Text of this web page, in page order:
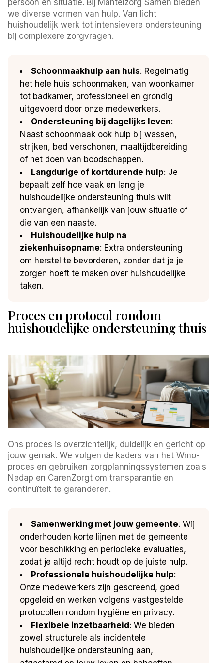
persoon en situatie. Bij Mantelzorg Samen bieden
we diverse vormen van hulp. Van licht
huishoudelijk werk tot intensievere ondersteuning
bij complexere zorgvragen.
Schoonmaakhulp aan huis: Regelmatig
het hele huis schoonmaken, van woonkamer
tot badkamer, professioneel en grondig
uitgevoerd door onze medewerkers.
Ondersteuning bij dagelijks leven:
Naast schoonmaak ook hulp bij wassen,
strijken, bed verschonen, maaltijdbereiding
of het doen van boodschappen.
Langdurige of kortdurende hulp: Je
bepaalt zelf hoe vaak en lang je
huishoudelijke ondersteuning thuis wilt
ontvangen, afhankelijk van jouw situatie of
die van een naaste.
Huishoudelijke hulp na
ziekenhuisopname: Extra ondersteuning
om herstel te bevorderen, zonder dat je je
zorgen hoeft te maken over huishoudelijke
taken.
Proces en protocol rondom
huishoudelijke ondersteuning thuis
Ons proces is overzichtelijk, duidelijk en gericht op
jouw gemak. We volgen de kaders van het Wmo-
proces en gebruiken zorgplanningssystemen zoals
Nedap en CarenZorgt om transparantie en
continuïteit te garanderen.
Samenwerking met jouw gemeente: Wij
onderhouden korte lijnen met de gemeente
voor beschikking en periodieke evaluaties,
zodat je altijd recht houdt op de juiste hulp.
Professionele huishoudelijke hulp:
Onze medewerkers zijn gescreend, goed
opgeleid en werken volgens vastgestelde
protocollen rondom hygiëne en privacy.
Flexibele inzetbaarheid: We bieden
zowel structurele als incidentele
huishoudelijke ondersteuning aan,